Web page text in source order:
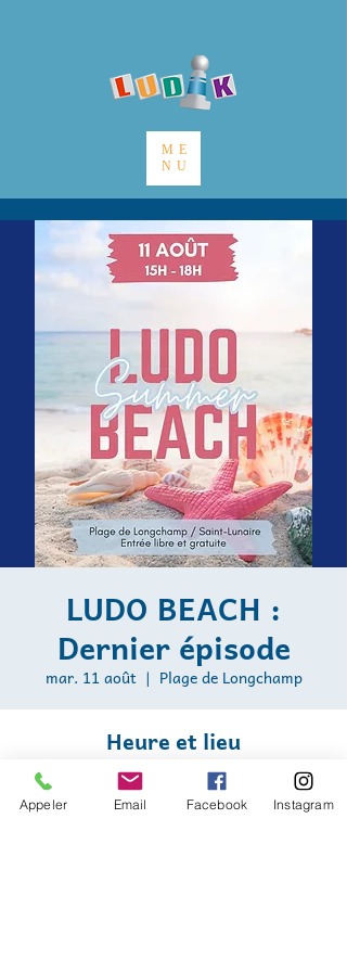
ME
NU
LUDO BEACH :
Dernier épisode
mar. 11 août
  |
Plage de Longchamp
Heure et lieu
11 août 2026, 15:00 – 18:00
Plage de Longchamp, Plage de Longchamp,
Appeler Email Facebook Instagram